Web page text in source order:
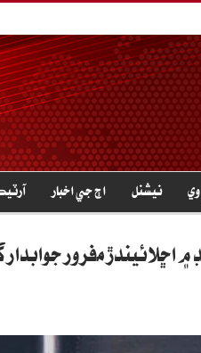
نيشنل اڄ جي اخبار
مفرور جوابدار